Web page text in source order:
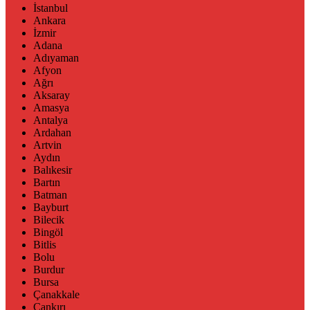
İstanbul
Ankara
İzmir
Adana
Adıyaman
Afyon
Ağrı
Aksaray
Amasya
Antalya
Ardahan
Artvin
Aydın
Balıkesir
Bartın
Batman
Bayburt
Bilecik
Bingöl
Bitlis
Bolu
Burdur
Bursa
Çanakkale
Çankırı